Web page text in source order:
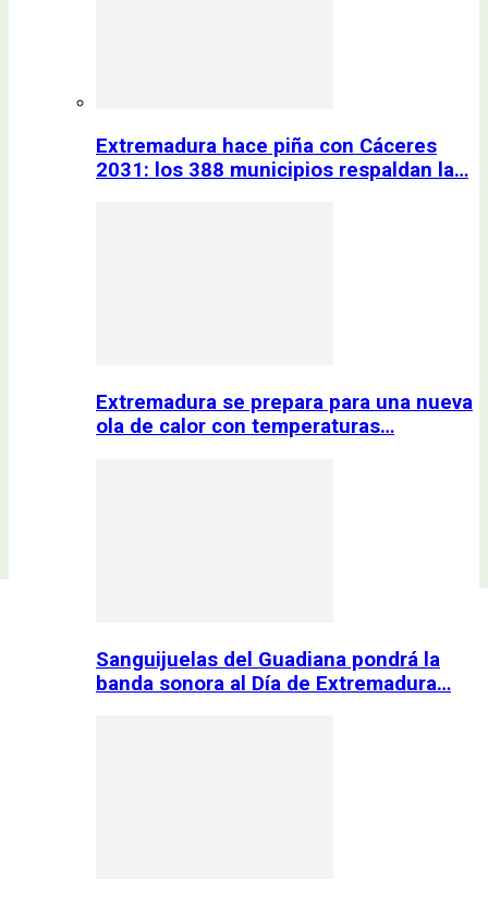
Extremadura hace piña con Cáceres
2031: los 388 municipios respaldan la…
Extremadura se prepara para una nueva
ola de calor con temperaturas…
Sanguijuelas del Guadiana pondrá la
banda sonora al Día de Extremadura…